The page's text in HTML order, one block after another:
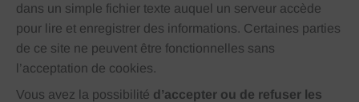
dans un simple fichier texte auquel un serveur accède
pour lire et enregistrer des informations. Certaines parties
de ce site ne peuvent être fonctionnelles sans
l’acceptation de cookies.
Vous avez la possibilité d’accepter ou de refuser les